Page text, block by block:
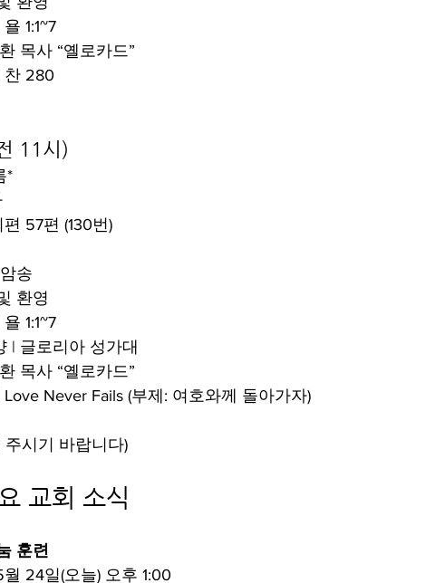
1:1~7
목사 “옐로카드”
찬 280
11시)
*
57편 (130번)
송
환영
1:1~7
| 글로리아 성가대
목사 “옐로카드”
Never Fails (부제: 여호와께 돌아가자)
주시기 바랍니다)
교회 소식
훈련
24일(오늘) 오후 1:00